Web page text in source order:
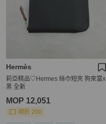
Hermès
莉亞精品♡Hermes 絲巾短夾 狗來富x
黑 全新
MOP 12,051
現折 200